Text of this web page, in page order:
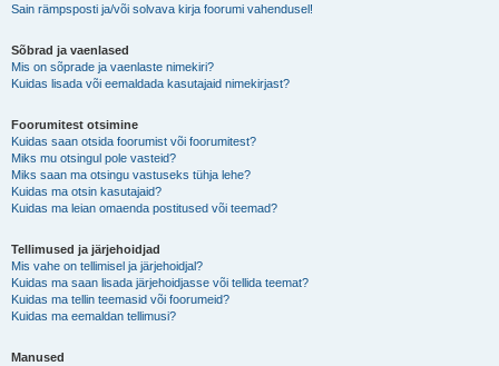
Sain rämpsposti ja/või solvava kirja foorumi vahendusel!
Sõbrad ja vaenlased
Mis on sõprade ja vaenlaste nimekiri?
Kuidas lisada või eemaldada kasutajaid nimekirjast?
Foorumitest otsimine
Kuidas saan otsida foorumist või foorumitest?
Miks mu otsingul pole vasteid?
Miks saan ma otsingu vastuseks tühja lehe?
Kuidas ma otsin kasutajaid?
Kuidas ma leian omaenda postitused või teemad?
Tellimused ja järjehoidjad
Mis vahe on tellimisel ja järjehoidjal?
Kuidas ma saan lisada järjehoidjasse või tellida teemat?
Kuidas ma tellin teemasid või foorumeid?
Kuidas ma eemaldan tellimusi?
Manused